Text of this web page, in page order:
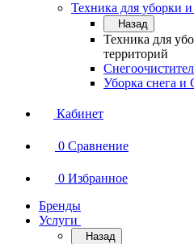
Техника для уборки
Назад
Техника для
территорий
Уборка снега и
Кабинет
0 Сравнение
0 Избранное
Бренды
Услуги
Назад